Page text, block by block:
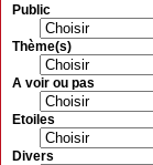
Public
Thème(s)
A voir ou pas
Etoiles
Divers